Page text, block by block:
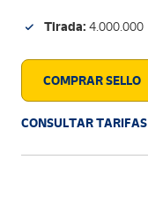
Tirada: 4.000.000
COMPRAR SELLO
CONSULTAR TARIFAS